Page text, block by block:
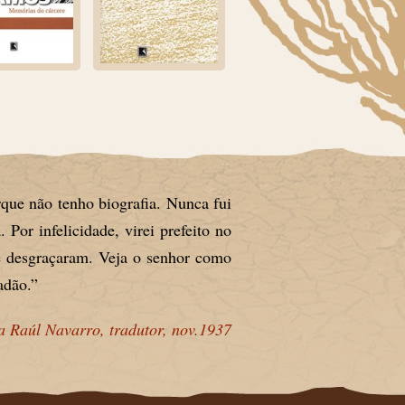
não tenho biografia. Nunca fui
Por infelicidade, virei prefeito no
Veja o senhor como
Raúl Navarro, tradutor, nov.1937